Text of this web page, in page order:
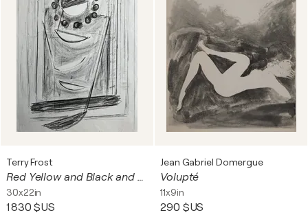
Terry Frost
Red Yellow and Black and Sundrops
30x22in
1 830 $US
Jean Gabriel Domergue
Volupté
11x9in
290 $US